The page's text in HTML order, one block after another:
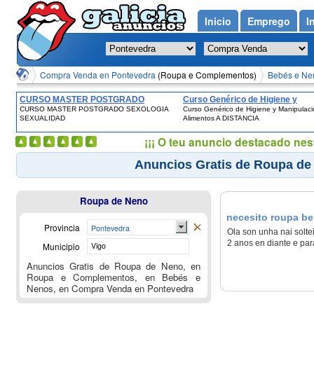
Compra Venda en Pontevedra (Roupa e Complementos) Bebés e
CURSO MASTER POSTGRADO
SEXOLOGIA SEXUALIDAD
CURSO MASTER POSTGRADO SEXOLOGIA
SEXUALIDAD
Curso Genérico de Higiene y
Manipulación de Alimentos A
DISTANCIA
Curso Genérico de Higiene y
Alimentos A DISTANCIA
Anuncios Gratis de Roupa
necesito roupa
Ola son unha nai
2 anos en diante e
Roupa de Neno
Provincia Pontevedra
Municipio Vigo
Anuncios Gratis de Roupa de Neno, en
Roupa e Complementos, en Bebés e
Nenos, en Compra Venda en Pontevedra
Inicio Emprego
¡¡¡ O teu anuncio destacado